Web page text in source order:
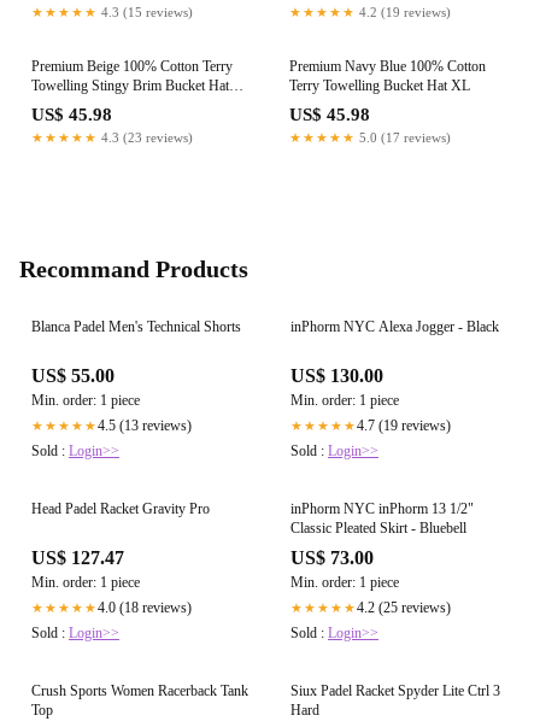
★★★★★ 4.3 (15 reviews) ★★★★★ 4.2 (19 reviews)
Premium Beige 100% Cotton Terry
Towelling Stingy Brim Bucket Hat
L/XL
US$ 45.98
★★★★★ 4.3 (23 reviews)
Premium Navy Blue 100% Cotton
Terry Towelling Bucket Hat XL
US$ 45.98
★★★★★ 5.0 (17 reviews)
Recommand Products
Blanca Padel Men's Technical Shorts
US$ 55.00
Min. order: 1 piece
★★★★★4.5 (13 reviews)
Sold : Login>>
inPhorm NYC Alexa Jogger - Black
US$ 130.00
Min. order: 1 piece
★★★★★4.7 (19 reviews)
Sold : Login>>
Head Padel Racket Gravity Pro
US$ 127.47
Min. order: 1 piece
★★★★★4.0 (18 reviews)
Sold : Login>>
inPhorm NYC inPhorm 13 1/2"
Classic Pleated Skirt - Bluebell
US$ 73.00
Min. order: 1 piece
★★★★★4.2 (25 reviews)
Sold : Login>>
Crush Sports Women Racerback Tank
Top
Siux Padel Racket Spyder Lite Ctrl 3
Hard